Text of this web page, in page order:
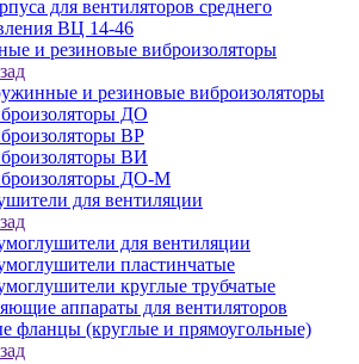
для вентиляторов среднего
ВЦ 14-46
и резиновые виброизоляторы
и резиновые виброизоляторы
ДО
ВР
ВИ
ДО-М
для вентиляции
для вентиляции
пластинчатые
круглые трубчатые
аппараты для вентиляторов
фланцы (круглые и прямоугольные)